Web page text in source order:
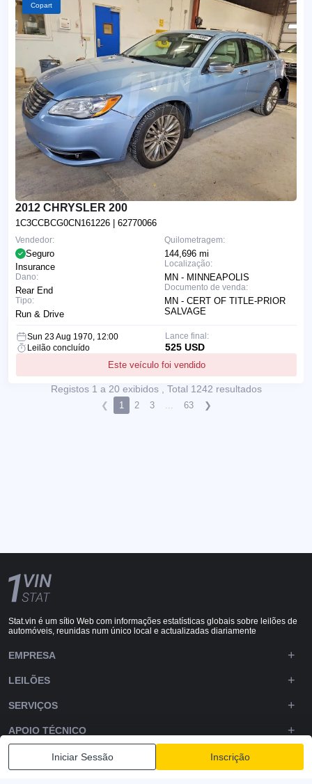
Copart
2012 CHRYSLER 200
1C3CCBCG0CN161226 | 62770066
Quilometragem:
144,696 mi
Localização:
MN - MINNEAPOLIS
Documento de venda:
MN - CERT OF TITLE-PRIOR
SALVAGE
Vendedor:
Seguro
Insurance
Dano:
Rear End
Tipo:
Run & Drive
Sun 23 Aug 1970, 12:00
Leilão concluído
Este veículo foi vendido
Lance final:
525 USD
Registos 1 a 20 exibidos , Total 1242 resultados
❮ 1 2 3 63 ❯
Iniciar Sessão Inscrição
Stat.vin é um sítio Web com informações estatísticas globais sobre leilões de
automóveis, reunidas num único local e actualizadas diariamente
EMPRESA
LEILÕES
SERVIÇOS
APOIO TÉCNICO
DOWNLOADS